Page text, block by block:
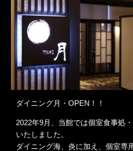
ダイニング月・OPEN！！
2022年9月、当館では個室食事処
いたしました。
ダイニング海、炎に加え、個室専